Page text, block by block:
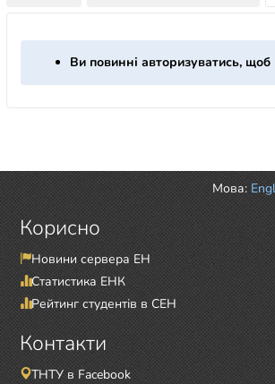
Ви повинні авторизуватись,
Мова:
Корисно
Новини сервера ЕН
Статистика ЕНК
Рейтинг студентів в СЕН
Контакти
ТНТУ в Facebook